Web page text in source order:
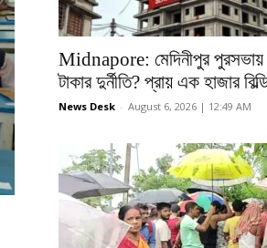
Midnapore: মেদিনীপুর
টাকার দুর্নীতি? প্রায় এক হাজার
News Desk - August 6, 2026 | 12:49 AM